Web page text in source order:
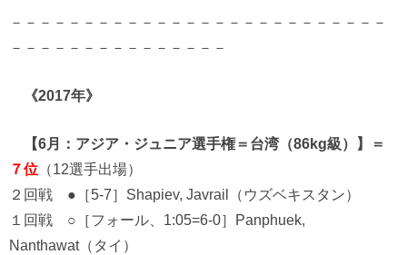
－－－－－－－－－－－－－－－－－－－－－－－－－－
－－－－－－－－－－－－－－－
《2017年》
【6月：アジア・ジュニア選手権＝台湾（86kg級）】＝
７位 （12選手出場）
２回戦 ●［5-7］Shapiev, Javrail（ウズベキスタン）
１回戦 ○［フォール、1:05=6-0］Panphuek,
Nanthawat（タイ）